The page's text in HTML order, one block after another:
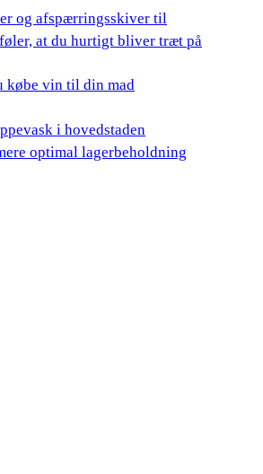
og afspærringsskiver til
at du hurtigt bliver træt på
købe vin til din mad
i hovedstaden
optimal lagerbeholdning